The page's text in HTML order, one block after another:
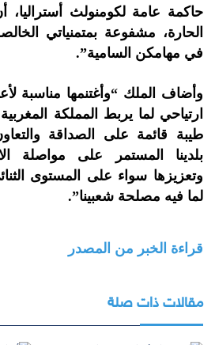
حاكمة عامة لكومنولث أستراليا،
الحارة، مشفوعة بمتمنياتي
في مهامكن السامية”.
وأضاف الملك “وأغتنمها مناسبة
ارتياحي لما يربط المملكة
طيبة قائمة على الصداقة
بلدينا المستمر على مواصلة
وتعزيزها سواء على المستوى
لما فيه مصلحة شعبينا”.
قراءة الخبر من المصدر
مقالات ذات صلة